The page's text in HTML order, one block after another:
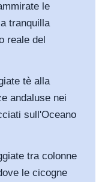
le
tranquilla
reale del
tè alla
andaluse nei
sull'Oceano
tra colonne
le cicogne